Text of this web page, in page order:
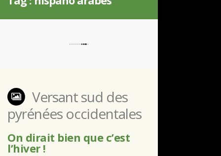
Versant sud des
pyrénées occidentales
On dirait bien que c’est
l’hiver !